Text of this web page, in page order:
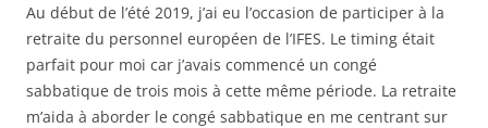
Au début de l’été 2019, j’ai eu l’occasion de participer à la
retraite du personnel européen de l’IFES. Le timing était
parfait pour moi car j’avais commencé un congé
sabbatique de trois mois à cette même période. La retraite
m’aida à aborder le congé sabbatique en me centrant sur